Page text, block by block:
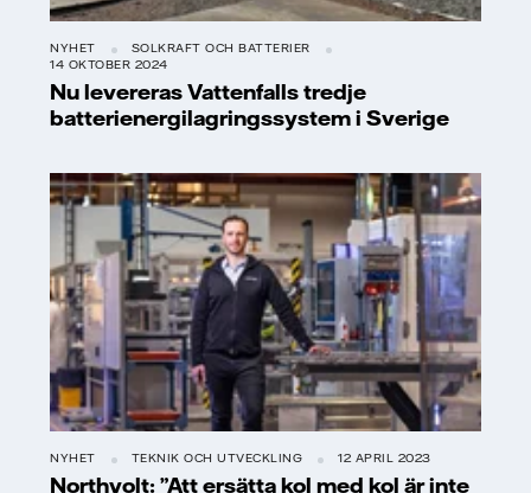
NYHET
SOLKRAFT OCH BATTERIER
14 OKTOBER 2024
Nu levereras Vattenfalls tredje
batterienergilagringssystem i Sverige
NYHET TEKNIK OCH UTVECKLING 12 APRIL 2023
Northvolt: ”Att ersätta kol med kol är inte